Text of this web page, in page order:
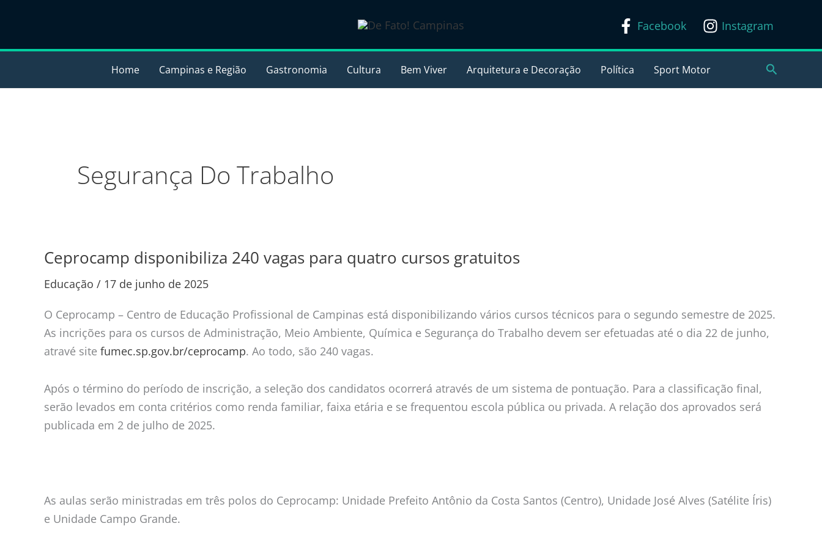
o
Facebook Instagram
Home Campinas e Região Gastronomia Cultura Bem Viver Arquitetura e Decoração Política Sport Motor Pesquisar
Segurança Do Trabalho
Ceprocamp disponibiliza 240 vagas para quatro cursos gratuitos
Educação / 17 de junho de 2025
O Ceprocamp – Centro de Educação Profissional de Campinas está disponibilizando vários cursos técnicos para o segundo semestre de 2025.
As incrições para os cursos de Administração, Meio Ambiente, Química e Segurança do Trabalho devem ser efetuadas até o dia 22 de junho,
atravé site fumec.sp.gov.br/ceprocamp. Ao todo, são 240 vagas.
Após o término do período de inscrição, a seleção dos candidatos ocorrerá através de um sistema de pontuação. Para a classificação final,
serão levados em conta critérios como renda familiar, faixa etária e se frequentou escola pública ou privada. A relação dos aprovados será
publicada em 2 de julho de 2025.
As aulas serão ministradas em três polos do Ceprocamp: Unidade Prefeito Antônio da Costa Santos (Centro), Unidade José Alves (Satélite Íris)
e Unidade Campo Grande.
Ceprocamp
240
vagas
para
quatro
gratuitos